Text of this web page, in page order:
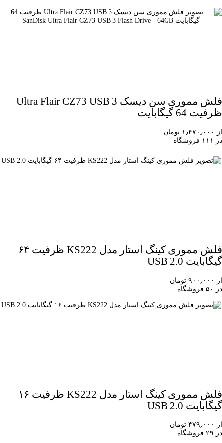
فلش مموری سن دیسک Ultra Flair CZ73 USB 3
ظرفیت 64 گیگابایت
از ۱٫۴۷۰٫۰۰۰ تومان
در ۱۱۱ فروشگاه
فلش مموری کینگ استار مدل KS222 ظرفیت ۶۴
گیگابایت USB 2.0
از ۹۰۰٫۰۰۰ تومان
در ۵۰ فروشگاه
فلش مموری کینگ استار مدل KS222 ظرفیت ۱۶
گیگابایت USB 2.0
از ۴۷۹٫۰۰۰ تومان
در ۲۹ فروشگاه